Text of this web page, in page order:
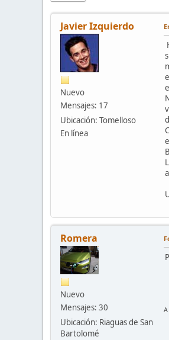
Javier Izquierdo
Nuevo
Mensajes: 17
Ubicación: Tomelloso
En línea
Romera
Nuevo
Mensajes: 30
Ubicación: Riaguas de San
Bartolomé